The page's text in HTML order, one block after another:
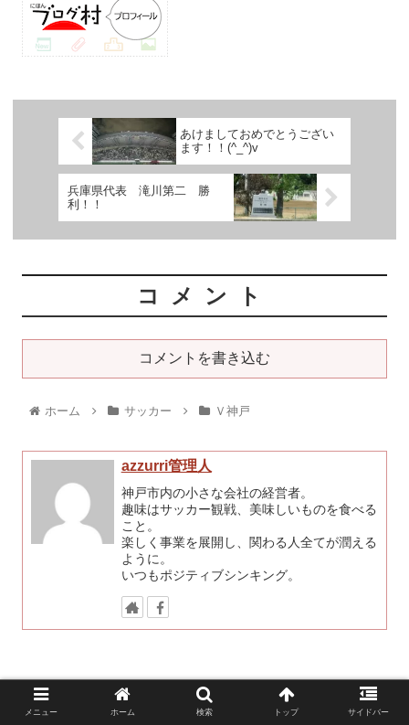
あけましておめでとうござい
ます！！(^_^)v
兵庫県代表 滝川第二 勝
利！！
コメント
コメントを書き込む
ホーム サッカー Ｖ神戸
azzurri管理人
神戸市内の小さな会社の経営者。
趣味はサッカー観戦、美味しいものを食べる
こと。
楽しく事業を展開し、関わる人全てが潤える
ように。
いつもポジティブシンキング。
メニュー ホーム 検索 トップ サイドバー